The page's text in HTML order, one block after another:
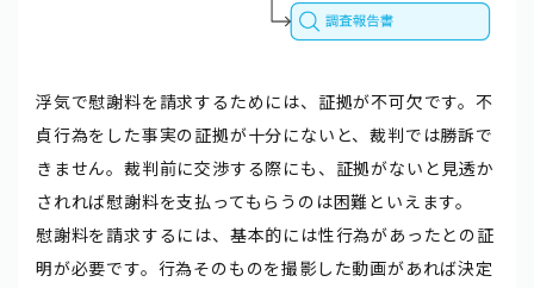
浮気で慰謝料を請求するためには、証拠が不可欠です。不
貞行為をした事実の証拠が十分にないと、裁判では勝訴で
きません。裁判前に交渉する際にも、証拠がないと見透か
されれば慰謝料を支払ってもらうのは困難といえます。
慰謝料を請求するには、基本的には性行為があったとの証
明が必要です。行為そのものを撮影した動画があれば決定